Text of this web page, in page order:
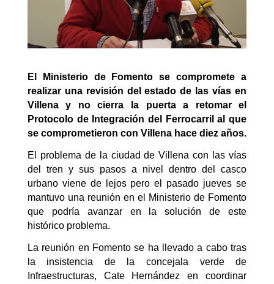
El Ministerio de Fomento se compromete a
realizar una revisión del estado de las vías en
Villena y no cierra la puerta a retomar el
Protocolo de Integración del Ferrocarril al que
se comprometieron con Villena hace diez años.
El problema de la ciudad de Villena con las vías
del tren y sus pasos a nivel dentro del casco
urbano viene de lejos pero el pasado jueves se
mantuvo una reunión en el Ministerio de Fomento
que podría avanzar en la solución de este
histórico problema.
La reunión en Fomento se ha llevado a cabo tras
la insistencia de la concejala verde de
Infraestructuras, Cate Hernández en coordinar